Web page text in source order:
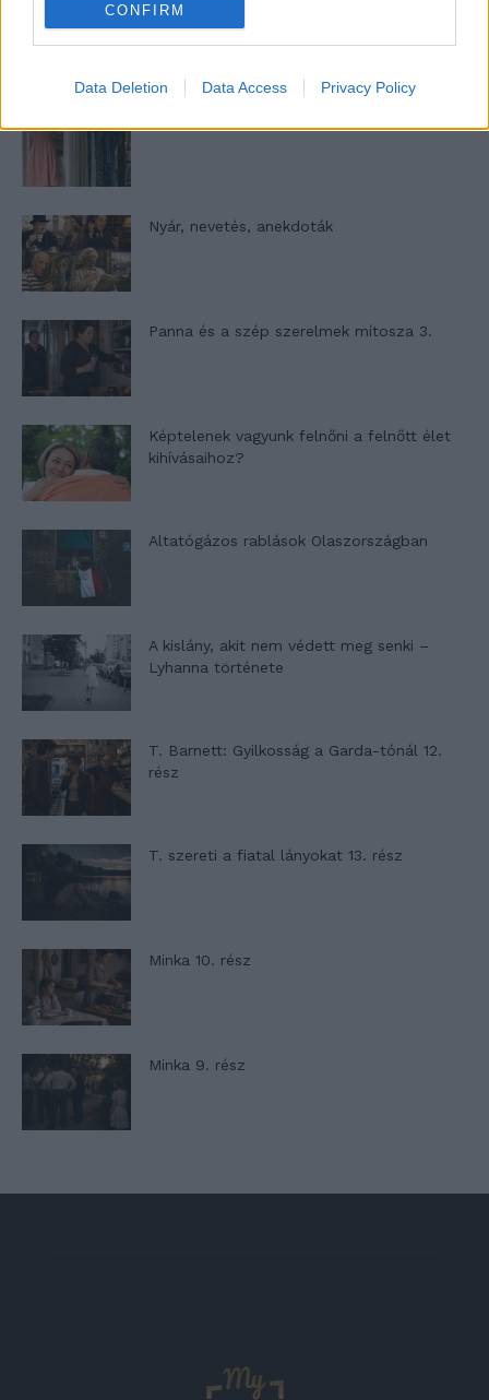
CONFIRM
Data Deletion Data Access Privacy Policy
Woody Allen megosztó zsenialitása
Nyár, nevetés, anekdoták
Panna és a szép szerelmek mítosza 3.
Képtelenek vagyunk felnőni a felnőtt élet
kihívásaihoz?
Altatógázos rablások Olaszországban
A kislány, akit nem védett meg senki –
Lyhanna története
T. Barnett: Gyilkosság a Garda-tónál 12.
rész
T. szereti a fiatal lányokat 13. rész
Minka 10. rész
Minka 9. rész